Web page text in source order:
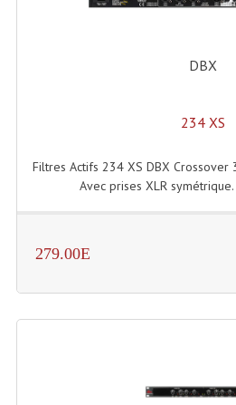
Enceinte Nomade
Enceintes Hifi
Enceintes
Moteurs Pavillons
DBX
234 XS
Filtres Actifs 234 XS DBX
Avec prises XLR
279.00E